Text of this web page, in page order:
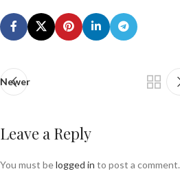
Newer
Leave a Reply
You must belogged in to post a comment.